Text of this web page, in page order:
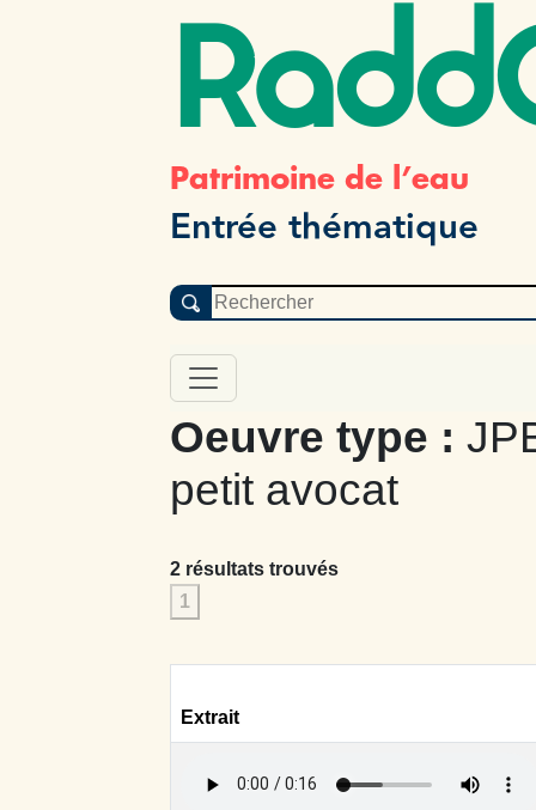
Patrimoine de l’eau
Entrée thématique
Oeuvre type :
petit avocat
2 résultats trouvés
1
Extrait